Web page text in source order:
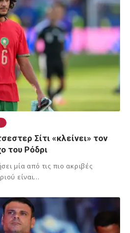
Σίτι «κλείνει» τον
του Ρόδρι
μία από τις πιο ακριβές
είναι…